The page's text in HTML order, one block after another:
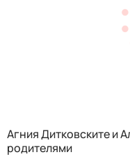
Агния Дитковските и
родителями